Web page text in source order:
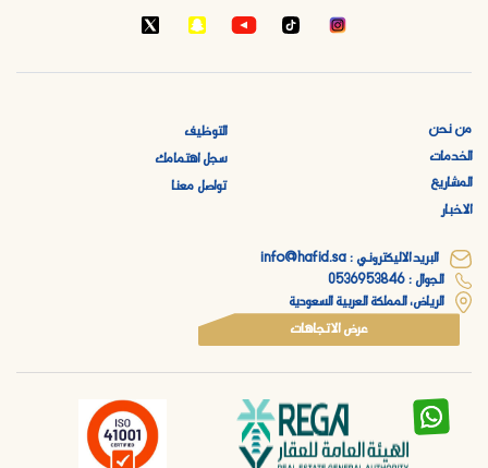
من نحن
الخدمات
المشاريع
الاخبار
التوظيف
سجل اهتمامك
تواصل معنا
البريد الاليكتروني : info@hafid.sa
الجوال : 0536953846
الرياض، المملكة العربية السعودية
عرض الاتجاهات